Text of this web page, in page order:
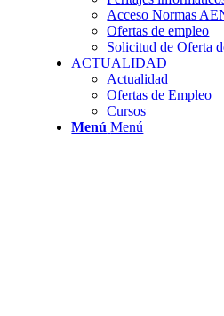
Acceso Normas
Ofertas de empleo
Solicitud de Oferta
ACTUALIDAD
Actualidad
Ofertas de Empleo
Cursos
Menú Menú